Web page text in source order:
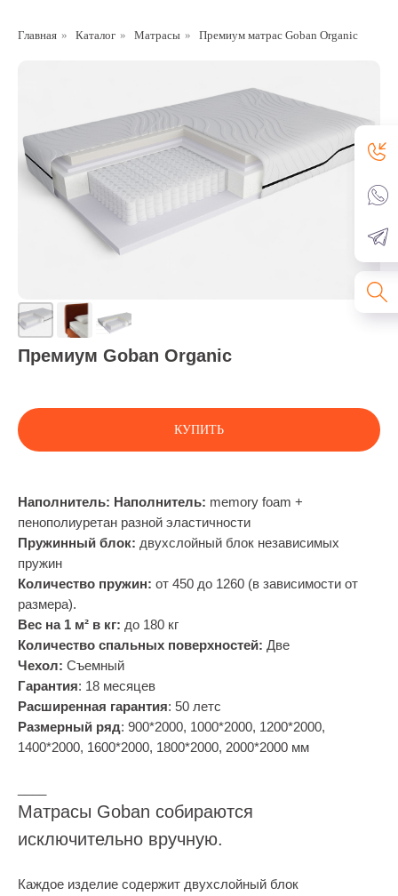
Главная » Каталог » Матрасы » Премиум матрас Goban Organic
Премиум Goban Organic
КУПИТЬ
Наполнитель: Наполнитель: memory foam +
пенополиуретан разной эластичности
Пружинный блок: двухслойный блок независимых
пружин
Количество пружин: от 450 до 1260 (в зависимости от
размера).
Вес на 1 м² в кг: до 180 кг
Количество спальных поверхностей: Две
Чехол: Съемный
Гарантия: 18 месяцев
Расширенная гарантия: 50 летс
Размерный ряд: 900*2000, 1000*2000, 1200*2000,
1400*2000, 1600*2000, 1800*2000, 2000*2000 мм
Матрасы Goban собираются
исключительно вручную.
Каждое изделие содержит двухслойный блок